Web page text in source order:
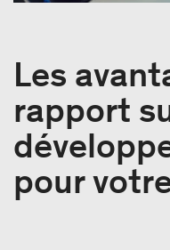
Les
rapport
pour